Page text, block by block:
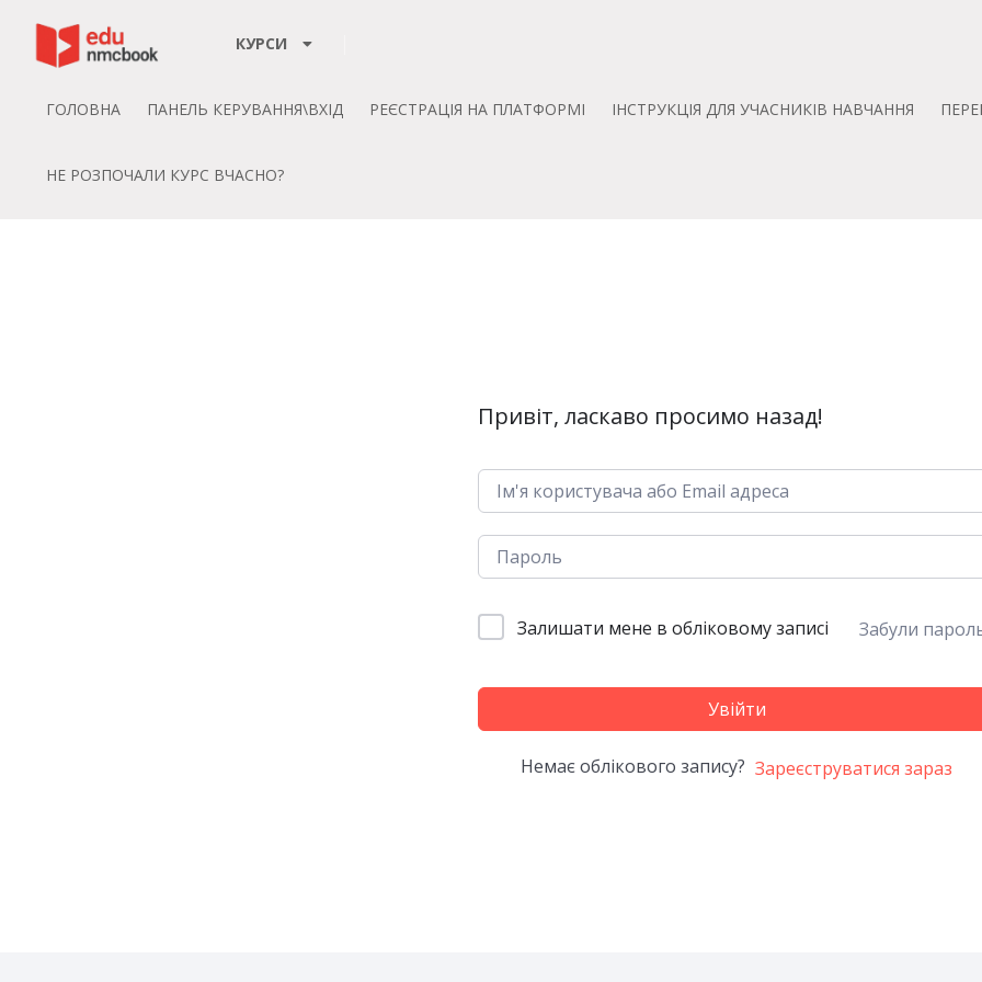
КУРСИ
ГОЛОВНА ПАНЕЛЬ КЕРУВАННЯ\ВХІД РЕЄСТРАЦІЯ НА ПЛАТФОРМІ ІНСТРУКЦІЯ ДЛЯ УЧАСНИКІВ НАВЧАННЯ
НЕ РОЗПОЧАЛИ КУРС ВЧАСНО?
Привіт, ласкаво просимо назад!
Залишати мене в обліковому записі Забули
Увійти
Немає облікового запису? Зареєструватися зараз